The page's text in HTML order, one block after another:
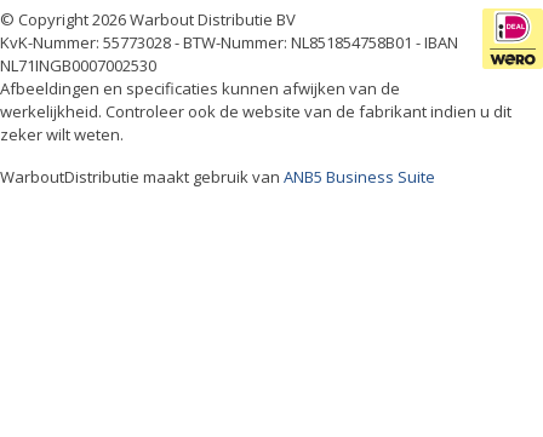
© Copyright 2026 Warbout Distributie BV
KvK-Nummer: 55773028 - BTW-Nummer: NL851854758B01 - IBAN
NL71INGB0007002530
Afbeeldingen en specificaties kunnen afwijken van de
werkelijkheid. Controleer ook de website van de fabrikant indien u dit
zeker wilt weten.
WarboutDistributie maakt gebruik van ANB5 Business Suite